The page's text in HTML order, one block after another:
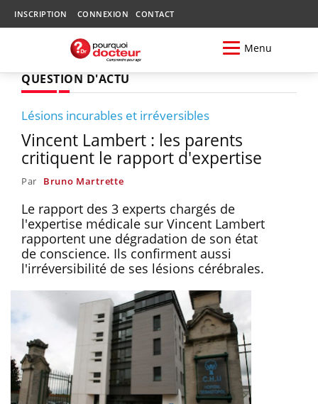
INSCRIPTION CONNEXION CONTACT
Menu
QUESTION D'ACTU
Lésions incurables et irréversibles
Vincent Lambert : les parents
critiquent le rapport d'expertise
Par Bruno Martrette
Le rapport des 3 experts chargés de
l'expertise médicale sur Vincent Lambert
rapportent une dégradation de son état
de conscience. Ils confirment aussi
l'irréversibilité de ses lésions cérébrales.